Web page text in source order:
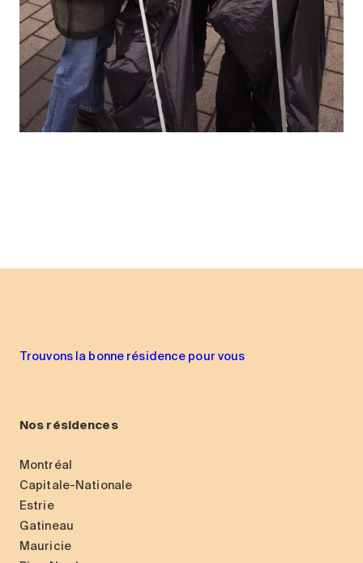
Trouvons la bonne résidence pour vous
Nos résidences
Montréal
Capitale-Nationale
Estrie
Gatineau
Mauricie